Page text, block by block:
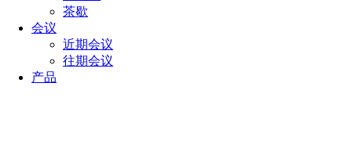
茶歇
会议
近期会议
往期会议
产品